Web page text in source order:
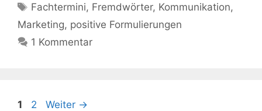
Schlagwörter
Fachtermini, Fremdwörter, Kommunikation,
Marketing, positive Formulierungen
1 Kommentar
Seite
1 Seite
2 Weiter →